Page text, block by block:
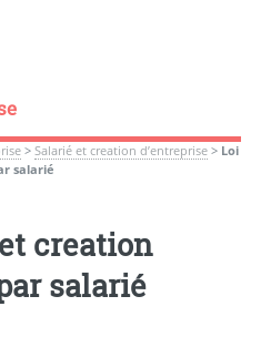
> Salarié et creation d’entreprise> Loi
salarié
creation
salarié